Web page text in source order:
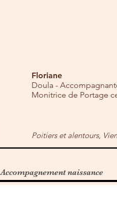
Floriane
Doula -
Monitrice de Portage
Poitiers et alentours,
Accompagnement naissance